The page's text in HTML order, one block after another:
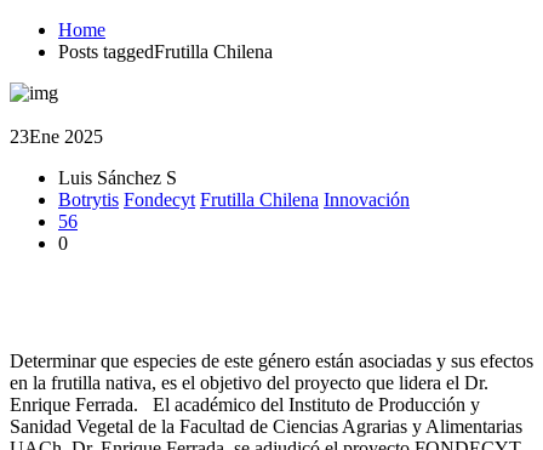
Home
Posts taggedFrutilla Chilena
23Ene 2025
Luis Sánchez S
Botrytis Fondecyt Frutilla Chilena Innovación
56
0
Determinar que especies de este género están asociadas y sus efectos
en la frutilla nativa, es el objetivo del proyecto que lidera el Dr.
Enrique Ferrada. El académico del Instituto de Producción y
Sanidad Vegetal de la Facultad de Ciencias Agrarias y Alimentarias